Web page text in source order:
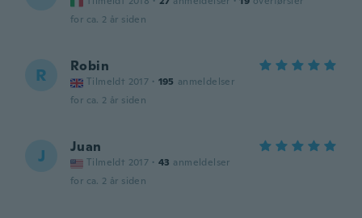
for ca. 2 år siden
R Robin
Tilmeldt 2017 · 195 anmeldelser
for ca. 2 år siden
J Juan
Tilmeldt 2017 · 43 anmeldelser
for ca. 2 år siden